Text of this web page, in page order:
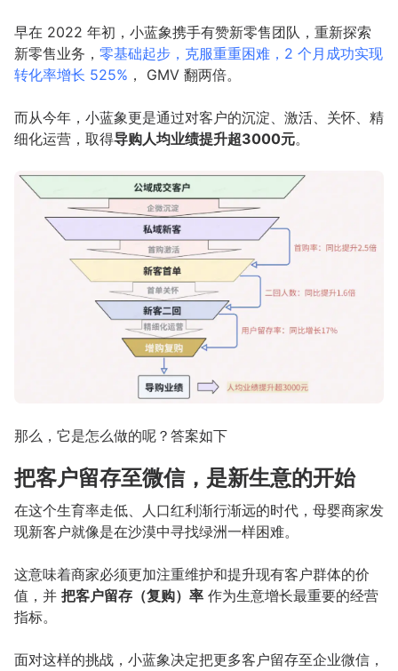
早在 2022 年初，小蓝象携手有赞新零售团队，重新探索
新零售业务， 零基础起步，克服重重困难，2 个月成功实现
转化率增长 525% ， GMV 翻两倍。
而从今年，小蓝象更是通过对客户的沉淀、激活、关怀、精
细化运营，取得导购人均业绩提升超3000元。
那么，它是怎么做的呢？答案如下
把客户留存至微信，是新生意的开始
在这个生育率走低、人口红利渐行渐远的时代，母婴商家发
现新客户就像是在沙漠中寻找绿洲一样困难。
这意味着商家必须更加注重维护和提升现有客户群体的价
值，并 把客户留存（复购）率 作为生意增长最重要的经营
指标。
面对这样的挑战，小蓝象决定把更多客户留存至企业微信，